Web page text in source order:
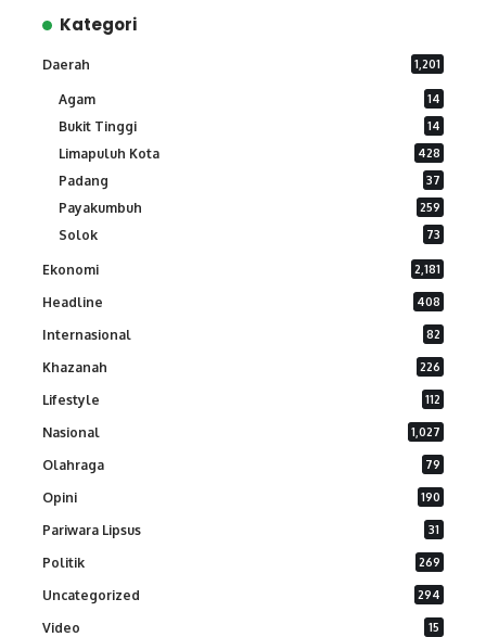
Kategori
Daerah 1,201
Agam 14
Bukit Tinggi 14
Limapuluh Kota 428
Padang 37
Payakumbuh 259
Solok 73
Ekonomi 2,181
Headline 408
Internasional 82
Khazanah 226
Lifestyle 112
Nasional 1,027
Olahraga 79
Opini 190
Pariwara Lipsus 31
Politik 269
Uncategorized 294
Video 15